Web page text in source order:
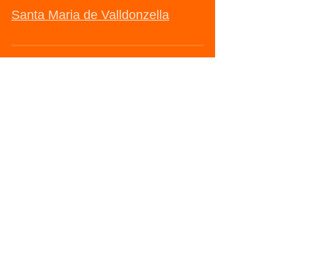
Santa Maria de Valldonzella